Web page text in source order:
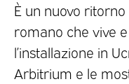
È un nuovo
romano che vive
l’installazione in
Arbitrium e le